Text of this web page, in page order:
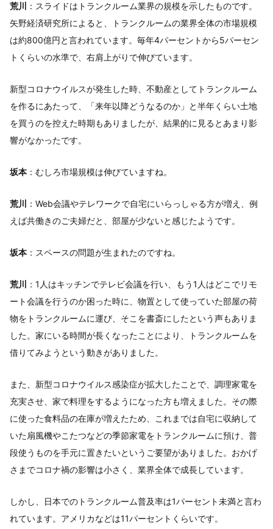
荒川
：スライドはトランクルーム業界の規模を示したものです。
矢野経済研究所によると、トランクルームの業界全体の市場規模
は約800億円と言われています。毎年4パーセントから5パーセン
トくらいの水準で、右肩上がりで伸びています。
新型コロナウイルスが発生した時、不動産としてトランクルーム
を作るにあたって、「来年以降どうなるのか」と半年くらい土地
を買うのを控えた時期もありましたが、結果的に見るとあまり影
響がなかったです。
坂本 ：むしろ市場規模は伸びていますね。
荒川
：Web会議やテレワークで自宅にいらっしゃる方が増え、例
えば共働きのご夫婦だと、部屋が少ないと感じたようです。
坂本 ：スペースの問題が生まれたのですね。
荒川
：1人はキッチンでテレビ会議を行い、もう1人はどこでリモ
ート会議を行うのか困った時に、物置として使っていた部屋の荷
物をトランクルームに運び、そこを書斎にしたという声もありま
した。家にいる時間が長くなったことにより、トランクルームを
借りてみようという動きがありました。
また、新型コロナウイルス感染症が拡大したことで、調理家電を
充実させ、家で料理をするようになった方も増えました。その際
に使った食料品の在庫が増えたため、これまでは自宅に収納して
いた扇風機やこたつなどの季節家電をトランクルームに預け、普
段使うものを手元に置きたいというご要望がありました。おかげ
さまでコロナ禍の影響は小さく、業界全体で成長しています。
しかし、日本でのトランクルーム普及率は1パーセント未満と言わ
れています。アメリカなどは11パーセントくらいです。